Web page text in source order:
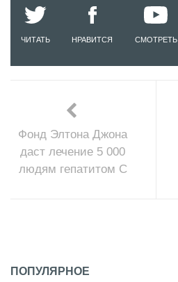
ЧИТАТЬ НРАВИТСЯ СМОТРЕТЬ
Фонд Элтона Джона
даст лечение 5 000
людям гепатитом С
ПОПУЛЯРНОЕ